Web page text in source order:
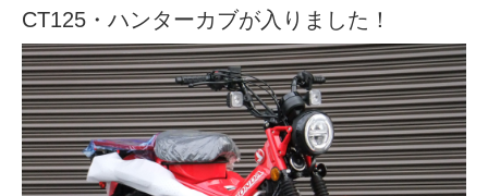
CT125・ハンターカブが入りました！